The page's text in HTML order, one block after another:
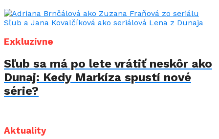
Exkluzívne
Sľub sa má po lete vrátiť neskôr ako
Dunaj: Kedy Markíza spustí nové
série?
Aktuality